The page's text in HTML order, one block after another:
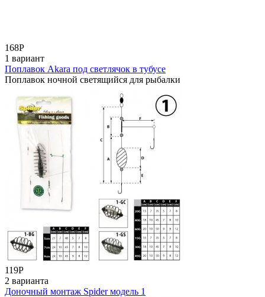
168Р
1 вариант
Поплавок Akara под светлячок в тубусе
Поплавок ночной светящийся для рыбалки
119Р
2 варианта
Доночный монтаж Spider модель 1